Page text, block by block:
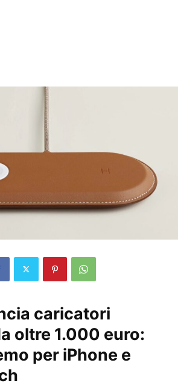
caricatori
oltre 1.000 euro:
per iPhone e